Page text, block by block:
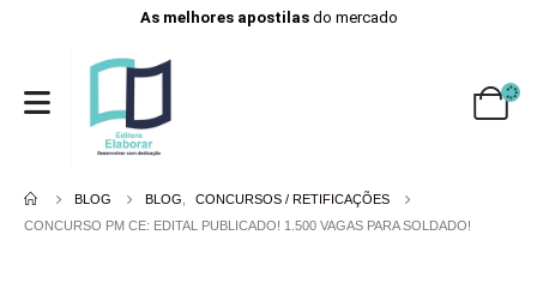
As melhores apostilasdo mercado
BLOG BLOG
CONCURSOS / RETIFICAÇÕES
CONCURSO PM CE: EDITAL PUBLICADO! 1.500 VAGAS PARA SOLDADO!